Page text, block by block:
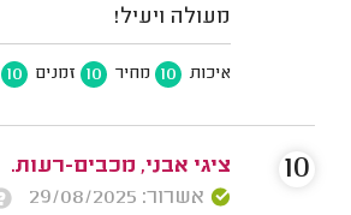
מעולה ויעיל!
איכות 10 מחיר 10 זמנים 10
ציגי אבני, מכבים-רעות.
אשרור: 29/08/2025
10